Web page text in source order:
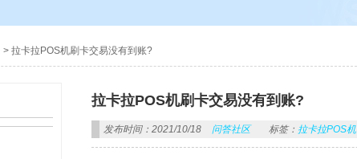
> 拉卡拉POS机刷卡交易没有到账?
拉卡拉POS机刷卡交易没有到账?
发布时间：2021/10/18 问答社区 标签： 拉卡拉POS机